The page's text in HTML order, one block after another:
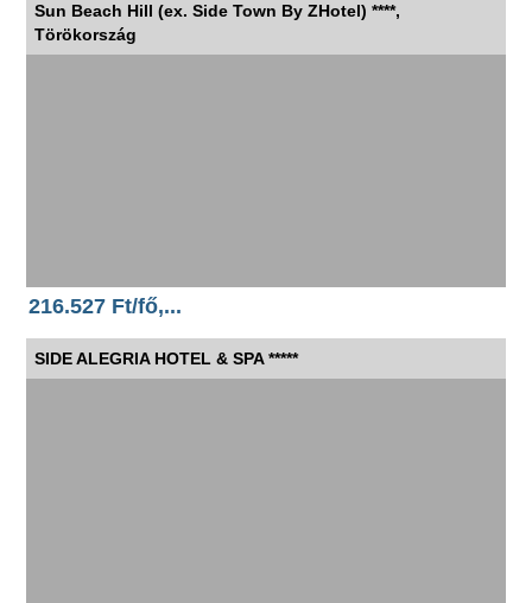
Sun Beach Hill (ex. Side Town By ZHotel) ****,
Törökország
216.527 Ft/fő,...
SIDE ALEGRIA HOTEL & SPA *****